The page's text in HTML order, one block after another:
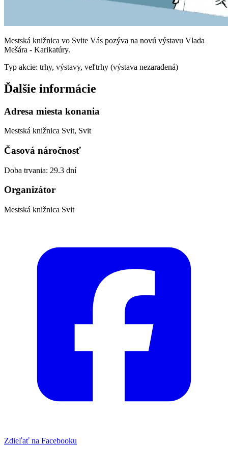
Mestská knižnica vo Svite Vás pozýva na novú výstavu Vlada
Mešára - Karikatúry.
Typ akcie: trhy, výstavy, veľtrhy (výstava nezaradená)
Ďalšie informácie
Adresa miesta konania
Mestská knižnica Svit, Svit
Časová náročnosť
Doba trvania: 29.3 dní
Organizátor
Mestská knižnica Svit
Zdieľať na Facebooku